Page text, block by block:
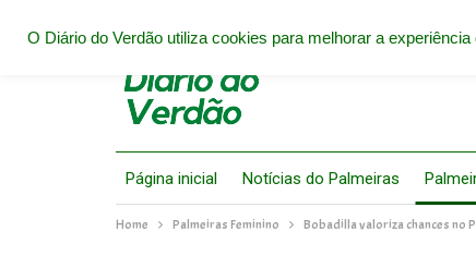
Página inicial Notícias do Palmeiras
Home Palmeiras Feminino Bobadilla valoriza chances no
O Diário do Verdão utiliza cookies para melhorar a